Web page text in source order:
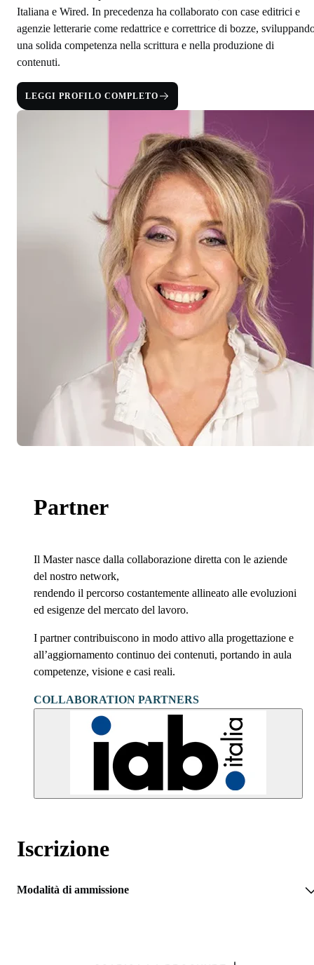
Italiana e Wired. In precedenza ha collaborato con case editrici e
agenzie letterarie come redattrice e correttrice di bozze,
una solida competenza nella scrittura e nella produzione di
contenuti.
LEGGI PROFILO COMPLETO
Partner
Il Master nasce dalla collaborazione diretta con le aziende
del nostro network,
rendendo il percorso costantemente allineato alle evoluzioni
ed esigenze del mercato del lavoro.
I partner contribuiscono in modo attivo alla progettazione e
all’aggiornamento continuo dei contenuti, portando in aula
competenze, visione e casi reali.
COLLABORATION PARTNERS
Iscrizione
Modalità di ammissione